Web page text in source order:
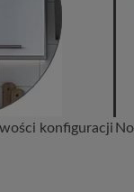
konfiguracji